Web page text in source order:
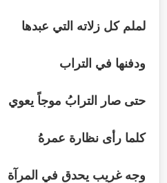
لملم كل زلاته التي عبدها
ودفنها في التراب
حتى صار الترابُ موجاً يعوي
كلما رأى نظارة عمرهُ
وجه غريب يحدق في المرآة